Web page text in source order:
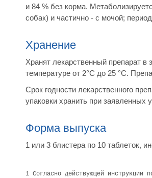
и 84 % без корма.
собак) и частично - с мочой;
Хранение
Хранят лекарственный препарат
температуре от 2°С до 25 °С.
Срок годности лекарственного
упаковки хранить при заявленных
Форма выпуска
1 или 3 блистера по 10 таблеток,
1 Согласно действующей инструкции